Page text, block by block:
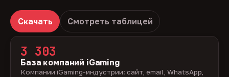
Скачать Смотреть таблицей
3 303
База компаний iGaming
Компании iGaming-индустрии: сайт, email, WhatsApp,